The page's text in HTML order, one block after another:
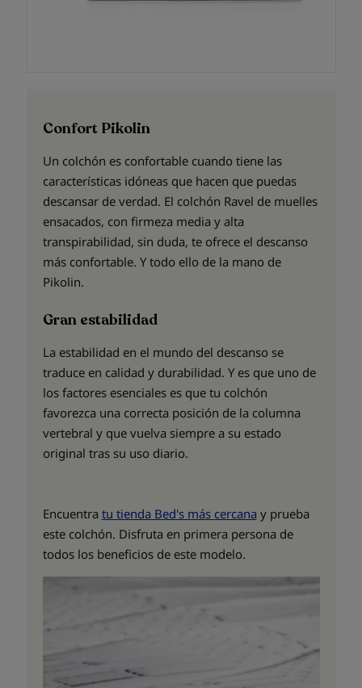
Confort Pikolin
Un colchón es confortable cuando tiene las
características idóneas que hacen que puedas
descansar de verdad. El colchón Ravel de muelles
ensacados, con firmeza media y alta
transpirabilidad, sin duda, te ofrece el descanso
más confortable. Y todo ello de la mano de
Pikolin.
Gran estabilidad
La estabilidad en el mundo del descanso se
traduce en calidad y durabilidad. Y es que uno de
los factores esenciales es que tu colchón
favorezca una correcta posición de la columna
vertebral y que vuelva siempre a su estado
original tras su uso diario.
Encuentra tu tienda Bed's más cercanay prueba
este colchón. Disfruta en primera persona de
todos los beneficios de este modelo.